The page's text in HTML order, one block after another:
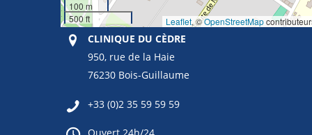
100 m
500 ft
Leaflet, ©OpenStreetMap
CLINIQUE DU CÈDRE
950, rue de la Haie
76230 Bois-Guillaume
+33 (0)2 35 59 59 59